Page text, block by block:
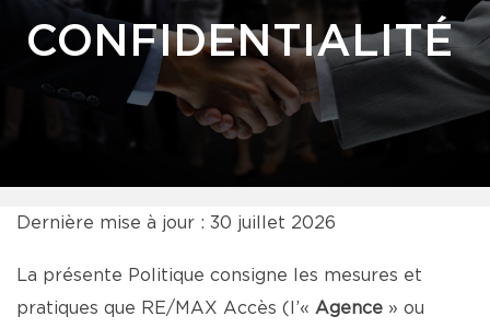
CONFIDENTIALITÉ
Dernière mise à jour : 30 juillet 2026
La présente Politique consigne les mesures et
pratiques que RE/MAX Accès (l’« Agence » ou